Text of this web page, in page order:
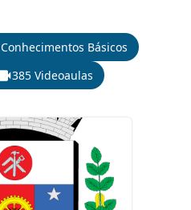
Conhecimentos Básicos
385 Videoaulas